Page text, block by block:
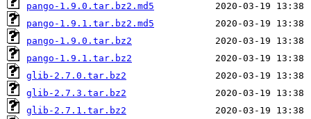
pango-1.9.0.tar.bz2.md5
pango-1.9.1.tar.bz2.md5
pango-1.9.0.tar.bz2
pango-1.9.1.tar.bz2
glib-2.7.0.tar.bz2
glib-2.7.3.tar.bz2
glib-2.7.1.tar.bz2